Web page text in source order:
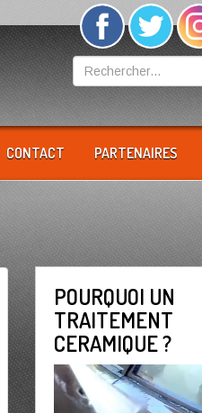
CONTACT PARTENAIRES
POURQUOI UN
TRAITEMENT
CERAMIQUE ?
Lecteur
vidéo